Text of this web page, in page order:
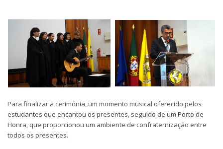
Para finalizar a cerimónia, um momento musical oferecido pelos
estudantes que encantou os presentes, seguido de um Porto de
Honra, que proporcionou um ambiente de confraternização entre
todos os presentes.